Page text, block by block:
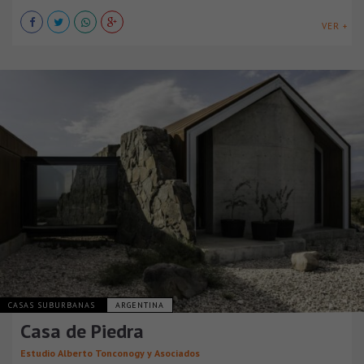
VER +
CASAS SUBURBANAS ARGENTINA
Casa de Piedra
Estudio Alberto Tonconogy y Asociados